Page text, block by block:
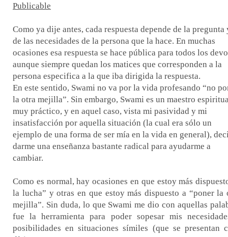
Publicable
Como ya dije antes, cada respuesta depende de la pregunta
de las necesidades de la persona que la hace. En muchas
ocasiones esa respuesta se hace pública para todos los
aunque siempre quedan los matices que corresponden a la
persona especifica a la que iba dirigida la respuesta.
En este sentido, Swami no va por la vida profesando “no
la otra mejilla”. Sin embargo, Swami es un maestro
muy práctico, y en aquel caso, vista mi pasividad y mi
insatisfacción por aquella situación (la cual era sólo un
ejemplo de una forma de ser mía en la vida en general),
darme una enseñanza bastante radical para ayudarme a
cambiar.
Como es normal, hay ocasiones en que estoy más
la lucha” y otras en que estoy más dispuesto a “poner la
mejilla”. Sin duda, lo que Swami me dio con aquellas
fue la herramienta para poder sopesar mis
posibilidades en situaciones símiles (que se presentan